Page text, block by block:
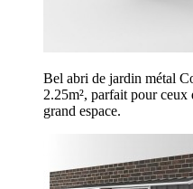
Bel abri de jardin métal
2.25m², parfait pour ceux
grand espace.